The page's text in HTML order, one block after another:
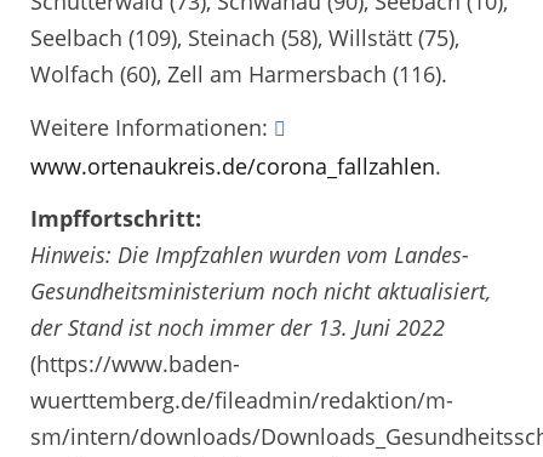
Seelbach (109), Steinach (58), Willstätt (75),
Wolfach (60), Zell am Harmersbach (116).
Weitere Informationen:
www.ortenaukreis.de/corona_fallzahlen.
Impffortschritt:
Hinweis: Die Impfzahlen wurden vom Landes-
Gesundheitsministerium noch nicht aktualisiert,
der Stand ist noch immer der 13. Juni 2022
(https://www.baden-
wuerttemberg.de/fileadmin/redaktion/m-
sm/intern/downloads/